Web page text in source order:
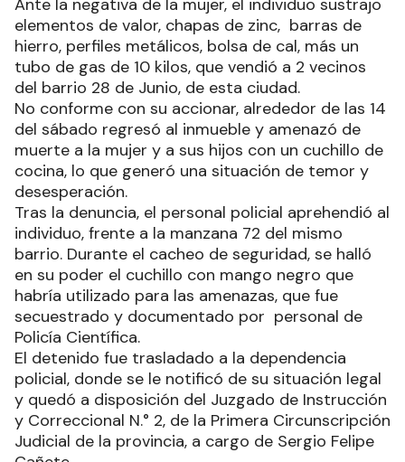
elementos de valor, chapas de zinc, barras de
hierro, perfiles metálicos, bolsa de cal, más un
tubo de gas de 10 kilos, que vendió a 2 vecinos
del barrio 28 de Junio, de esta ciudad.
No conforme con su accionar, alrededor de las 14
del sábado regresó al inmueble y amenazó de
muerte a la mujer y a sus hijos con un cuchillo de
cocina, lo que generó una situación de temor y
desesperación.
Tras la denuncia, el personal policial aprehendió al
individuo, frente a la manzana 72 del mismo
barrio. Durante el cacheo de seguridad, se halló
en su poder el cuchillo con mango negro que
habría utilizado para las amenazas, que fue
secuestrado y documentado por personal de
Policía Científica.
El detenido fue trasladado a la dependencia
policial, donde se le notificó de su situación legal
y quedó a disposición del Juzgado de Instrucción
y Correccional N.° 2, de la Primera Circunscripción
Judicial de la provincia, a cargo de Sergio Felipe